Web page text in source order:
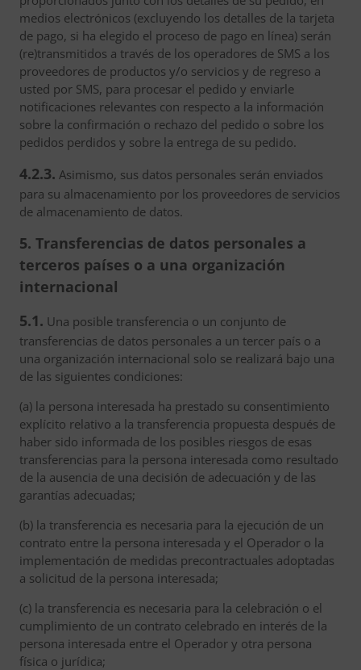
medios electrónicos (excluyendo los detalles de la tarjeta
de pago, si ha elegido el proceso de pago en línea) serán
(re)transmitidos a través de los operadores de SMS a los
proveedores de productos y/o servicios y de regreso a
usted por SMS, para procesar el pedido y enviarle
notificaciones relevantes con respecto a la información
sobre la confirmación o rechazo del pedido o sobre los
pedidos perdidos y sobre la entrega de su pedido.
4.2.3. Asimismo, sus datos personales serán enviados
para su almacenamiento por los proveedores de servicios
de almacenamiento de datos.
5. Transferencias de datos personales a
terceros países o a una organización
internacional
5.1. Una posible transferencia o un conjunto de
transferencias de datos personales a un tercer país o a
una organización internacional solo se realizará bajo una
de las siguientes condiciones:
(a) la persona interesada ha prestado su consentimiento
explícito relativo a la transferencia propuesta después de
haber sido informada de los posibles riesgos de esas
transferencias para la persona interesada como resultado
de la ausencia de una decisión de adecuación y de las
garantías adecuadas;
(b) la transferencia es necesaria para la ejecución de un
contrato entre la persona interesada y el Operador o la
implementación de medidas precontractuales adoptadas
a solicitud de la persona interesada;
(c) la transferencia es necesaria para la celebración o el
cumplimiento de un contrato celebrado en interés de la
persona interesada entre el Operador y otra persona
física o jurídica;